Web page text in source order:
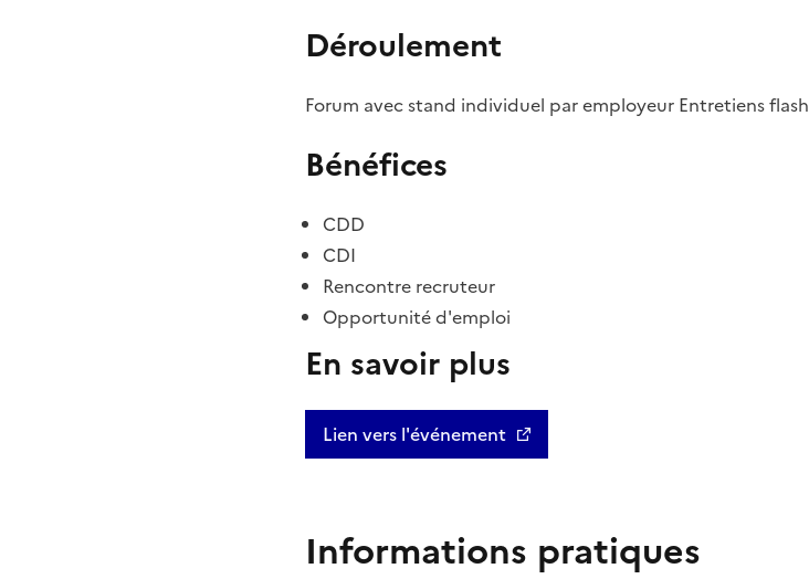
Déroulement
Forum avec stand individuel par employeur Entretiens flash
Bénéfices
CDD
CDI
Rencontre recruteur
Opportunité d'emploi
En savoir plus
Lien vers l'événement
Informations pratiques